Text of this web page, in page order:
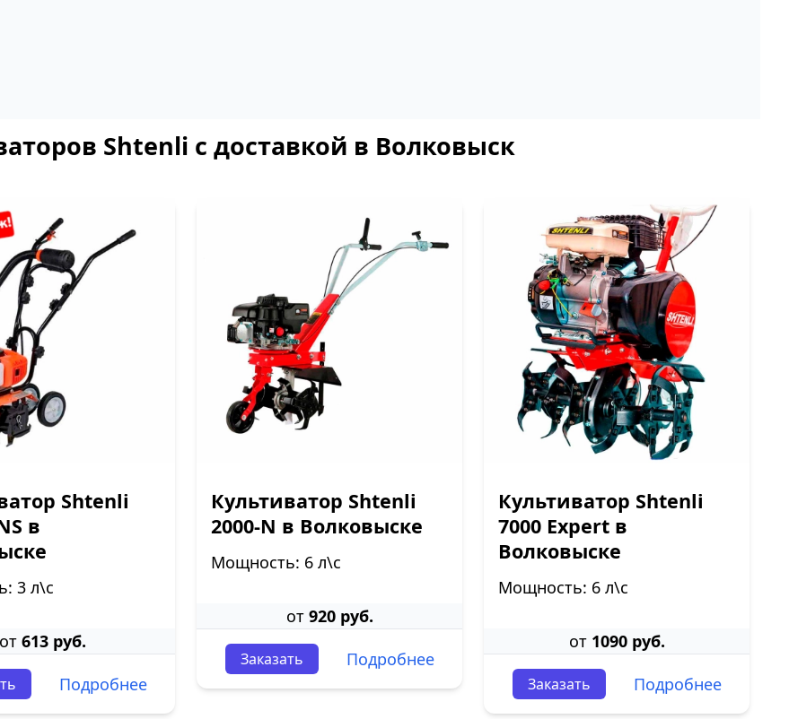
Shtenli с доставкой в Волковыск
Shtenli
в
3 л\с
от 613 руб.
Подробнее
Культиватор Shtenli
2000-N в Волковыске
Мощность: 6 л\с
от 920 руб.
Заказать Подробнее
Культиватор Shtenli
7000 Expert в
Волковыске
Мощность: 6 л\с
от 1090 руб.
Заказать Подробнее